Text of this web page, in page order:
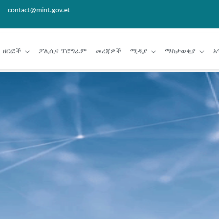
contact@mint.gov.et
ዘርፎች ፖሊሲና ፕሮግራም መረጃዎች ሚዲያ ማስታወቂያ